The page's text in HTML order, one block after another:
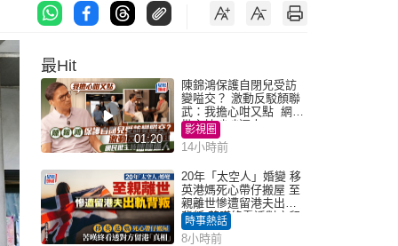
最Hit
01:20
陳錦鴻保護自閉兒受訪
變嗌交？ 激動反駁顏聯
武：我擔心咁又點 網民
批主持咄咄逼人
影視圈
14小時前
20年「太空人」婚變 移
英港媽死心帶仔搬屋 至
親離世慘遭留港夫出軌
背叛 苦嘆終看透對方留
港「真相」｜Juicy叮
時事熱話
8小時前